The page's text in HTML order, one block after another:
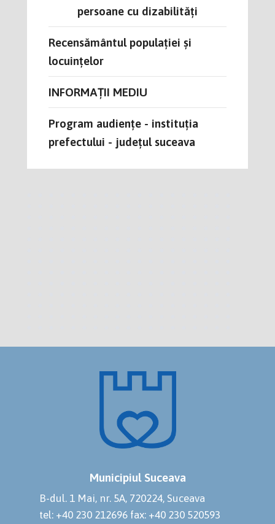
persoane cu dizabilități
Recensământul populației și
locuințelor
INFORMAȚII MEDIU
Program audiențe - instituția
prefectului - județul suceava
Municipiul Suceava
B-dul. 1 Mai, nr. 5A, 720224, Suceava
tel: +40 230 212696 fax: +40 230 520593